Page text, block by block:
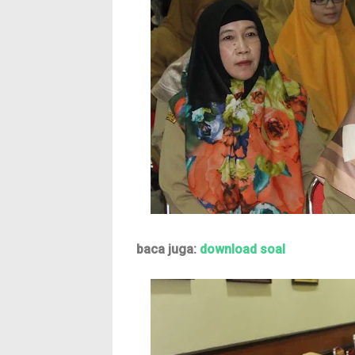
baca juga: download soal